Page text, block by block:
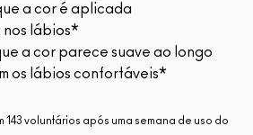
a cor é aplicada
nos lábios*
a cor parece suave ao longo
os lábios confortáveis*
143 voluntários após uma semana de uso do